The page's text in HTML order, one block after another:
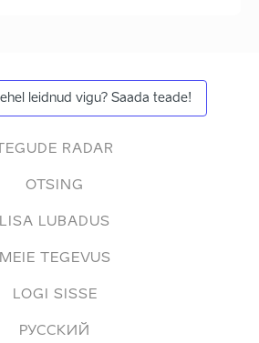
leidnud vigu? Saada teade!
TEGUDE RADAR
OTSING
LISA LUBADUS
MEIE TEGEVUS
LOGI SISSE
РУССКИЙ